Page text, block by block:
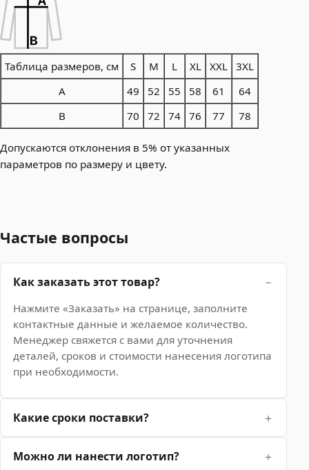
Таблица размеров, см S M L XL XXL 3XL
A
49 52 55 58 61
64
B
70 72 74 76 77 78
Допускаются отклонения в 5% от указанных
параметров по размеру и цвету.
Частые вопросы
Как заказать этот товар?
Нажмите «Заказать» на странице, заполните
контактные данные и желаемое количество.
Менеджер свяжется с вами для уточнения
деталей, сроков и стоимости нанесения логотипа
при необходимости.
Какие сроки поставки?
Можно ли нанести логотип?